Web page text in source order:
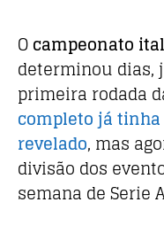
e
b
o
o
k
te
r
s
A
p
p
Ocampeonato
determinou dias,
primeira rodada
completo já
revelado, mas
divisão dos
semana de Serie